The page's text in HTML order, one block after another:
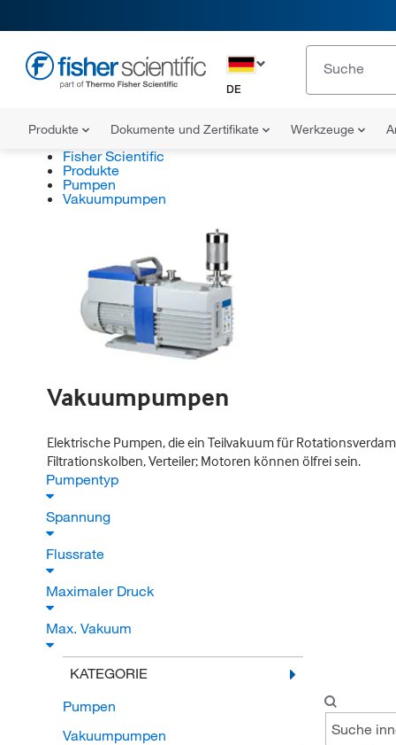
DE
Produkte Dokumente und Zertifikate Werkzeuge
Fisher Scientific
Produkte
Pumpen
Vakuumpumpen
Vakuumpumpen
Elektrische Pumpen, die ein Teilvakuum für
Filtrationskolben, Verteiler; Motoren können ölfrei sein.
Pumpentyp
Spannung
Flussrate
Maximaler Druck
Max. Vakuum
KATEGORIE
Pumpen
Vakuumpumpen